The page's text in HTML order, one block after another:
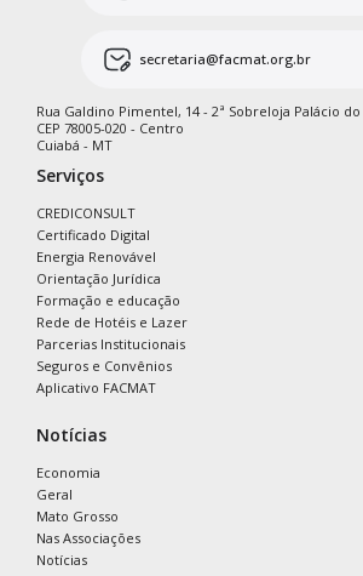
secretaria@facmat.org.br
Rua Galdino Pimentel, 14 - 2ª Sobreloja Palácio
CEP 78005-020 - Centro
Cuiabá - MT
Serviços
CREDICONSULT
Certificado Digital
Energia Renovável
Orientação Jurídica
Formação e educação
Rede de Hotéis e Lazer
Parcerias Institucionais
Seguros e Convênios
Aplicativo FACMAT
Notícias
Economia
Geral
Mato Grosso
Nas Associações
Notícias